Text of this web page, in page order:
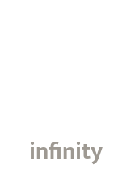
infinity